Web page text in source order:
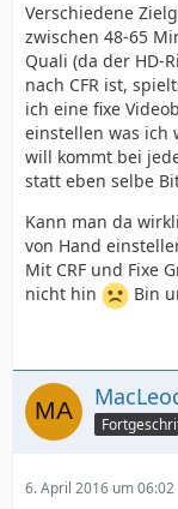
Verschiedene
zwischen 48-65
Quali (da der HD-
nach CFR ist,
ich eine fixe
einstellen was ich
will kommt bei
statt eben selbe
Kann man da
von Hand
Mit CRF und Fixe
nicht hin
Bin
6. April 2016 um 06:02